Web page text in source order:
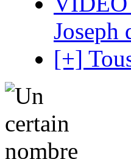
Joseph
[+]